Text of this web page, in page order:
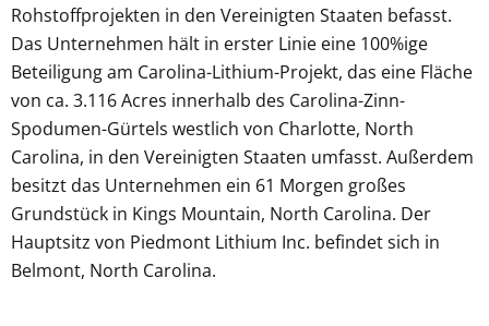
Rohstoffprojekten in den Vereinigten Staaten befasst.
Das Unternehmen hält in erster Linie eine 100%ige
Beteiligung am Carolina-Lithium-Projekt, das eine Fläche
von ca. 3.116 Acres innerhalb des Carolina-Zinn-
Spodumen-Gürtels westlich von Charlotte, North
Carolina, in den Vereinigten Staaten umfasst. Außerdem
besitzt das Unternehmen ein 61 Morgen großes
Grundstück in Kings Mountain, North Carolina. Der
Hauptsitz von Piedmont Lithium Inc. befindet sich in
Belmont, North Carolina.